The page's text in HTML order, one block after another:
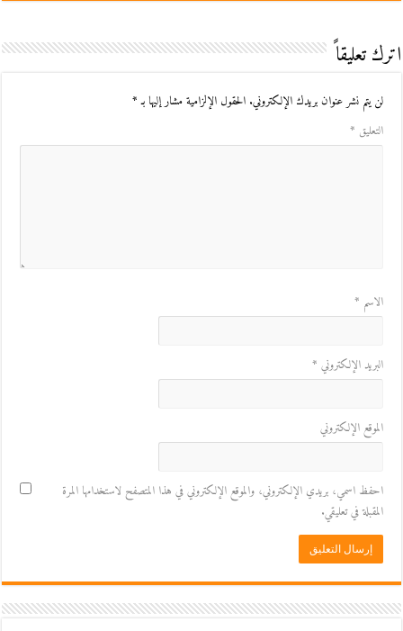
اترك تعليقاً
لن يتم نشر عنوان بريدك الإلكتروني. الحقول الإلزامية مشار إليها بـ*
التعليق *
الاسم *
البريد الإلكتروني *
الموقع الإلكتروني
احفظ اسمي، بريدي الإلكتروني، والموقع الإلكتروني في هذا المتصفح لاستخدامها المرة
المقبلة في تعليقي.